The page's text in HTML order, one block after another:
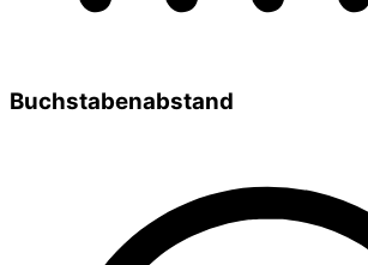
Buchstabenabstand